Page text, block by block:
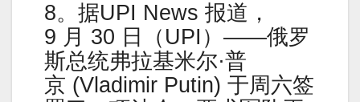
8。据UPI News 报道，
9 月 30 日（UPI）——俄罗
斯总统弗拉基米尔·普
京 (Vladimir Putin) 于周六签